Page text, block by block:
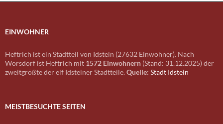
EINWOHNER
Heftrich ist ein Stadtteil von Idstein (27632 Einwohner). Nach
Wörsdorf ist Heftrich mit 1572 Einwohnern (Stand: 31.12.2025) der
zweitgrößte der elf Idsteiner Stadtteile.Quelle: Stadt Idstein
MEISTBESUCHTE SEITEN